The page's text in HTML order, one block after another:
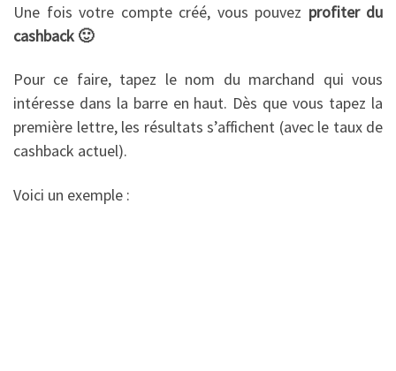
Une fois votre compte créé, vous pouvez profiter du
cashback 🙂
Pour ce faire, tapez le nom du marchand qui vous
intéresse dans la barre en haut. Dès que vous tapez la
première lettre, les résultats s’affichent (avec le taux de
cashback actuel).
Voici un exemple :